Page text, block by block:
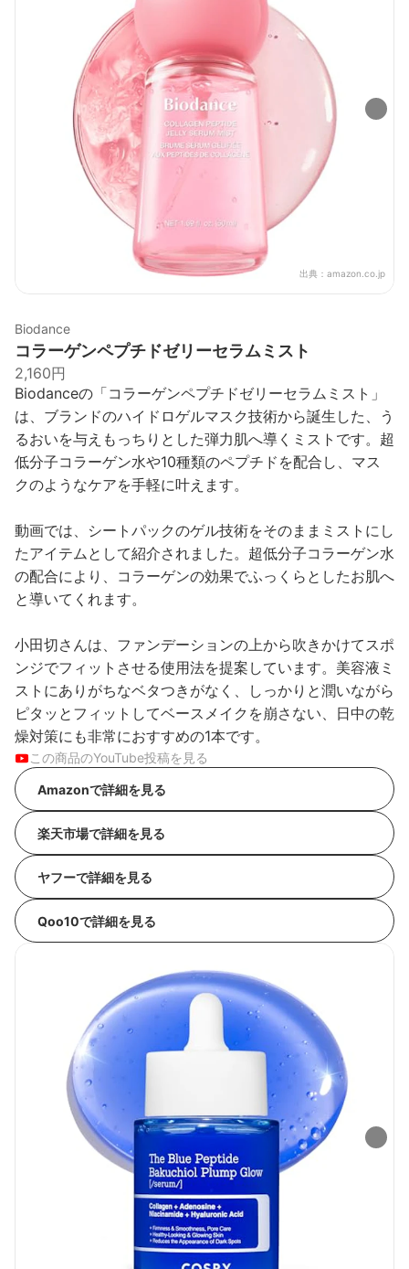
出典： amazon.co.jp
Biodance
コラーゲンペプチドゼリーセラムミスト
2,160円
Biodanceの「コラーゲンペプチドゼリーセラムミスト」
は、ブランドのハイドロゲルマスク技術から誕生した、う
るおいを与えもっちりとした弾力肌へ導くミストです。超
低分子コラーゲン水や10種類のペプチドを配合し、マス
クのようなケアを手軽に叶えます。
動画では、シートパックのゲル技術をそのままミストにし
たアイテムとして紹介されました。超低分子コラーゲン水
の配合により、コラーゲンの効果でふっくらとしたお肌へ
と導いてくれます。
小田切さんは、ファンデーションの上から吹きかけてスポ
ンジでフィットさせる使用法を提案しています。美容液ミ
ストにありがちなベタつきがなく、しっかりと潤いながら
ピタッとフィットしてベースメイクを崩さない、日中の乾
燥対策にも非常におすすめの1本です。
この商品のYouTube投稿を見る
Amazonで詳細を見る
楽天市場で詳細を見る
ヤフーで詳細を見る
Qoo10で詳細を見る